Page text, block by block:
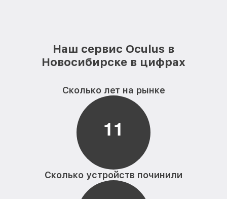
Наш сервис Oculus в
Новосибирске в цифрах
Сколько лет на рынке
11
Сколько устройств починили